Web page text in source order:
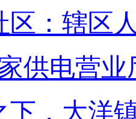
区：辖区
供电营
下，大洋